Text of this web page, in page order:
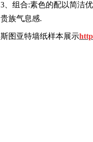
3、组合:素色的配以
贵族气息感.
斯图亚特墙纸样本展示